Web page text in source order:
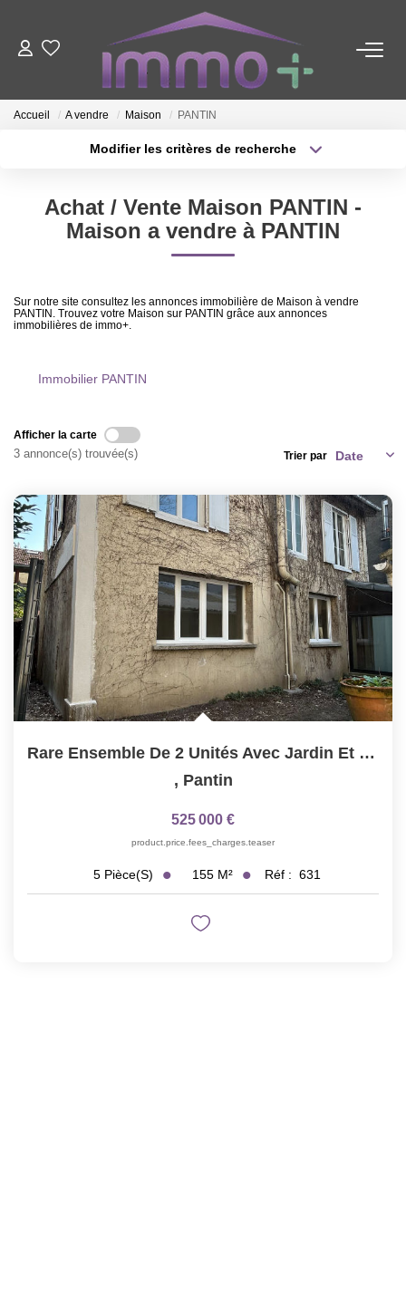
ACHETER
LOUER
FAIRE GÉRER
ESTIMER
NOTRE AGENCE
Qui Sommes-Nous ?
Accueil A vendre Maison PANTIN
Modifier les critères de recherche
Sélectionnez...
Type de bien
Surface min
Créer une alerte
Achat / Vente Maison PANTIN -
Maison a vendre à PANTIN
Sur notre site consultez les annonces immobilière de Maison à vendre
PANTIN. Trouvez votre Maison sur PANTIN grâce aux annonces
immobilières de immo+.
Immobilier PANTIN
Afficher la carte
3 annonce(s) trouvée(s) Trier par
Rare Ensemble De 2 Unités Avec Jardin Et Fort Potentiel...
, Pantin
525 000 €
product.price.fees_charges.teaser
5 Pièce(s) 155 M² Réf : 631